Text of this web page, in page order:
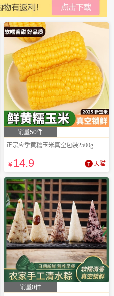
销量50件
正宗应季黄糯玉米真空包装2500g
¥14.9 天猫
销量0件